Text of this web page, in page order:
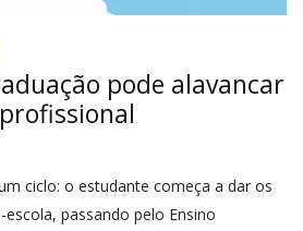
pode alavancar
ciclo: o estudante começa a dar os
passando pelo Ensino